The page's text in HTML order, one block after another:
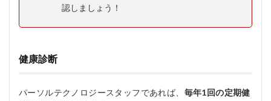
認しましょう！
健康診断
パーソルテクノロジースタッフであれば、 毎年1回の定期健